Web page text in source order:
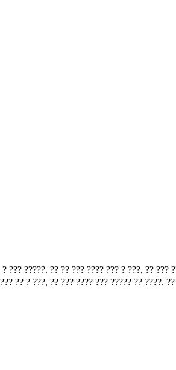
?????. ?? ?? ??? ???? ??? ? ???, ?? ???
?? ? ???, ?? ??? ???? ??? ????? ?? ????.